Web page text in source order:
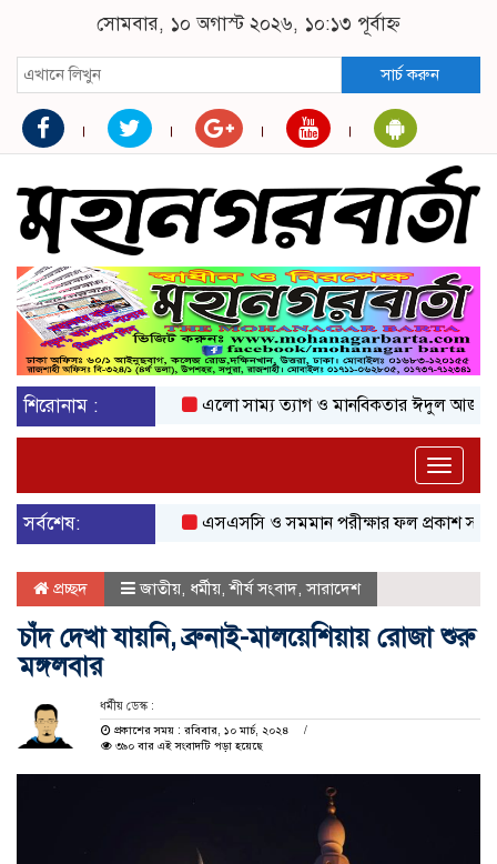
সোমবার, ১০ অগাস্ট ২০২৬, ১০:১৩ পূর্বাহ্ন
সার্চ করুন
শিরোনাম : এলো সাম্য ত্যাগ ও মানবিকতার ঈদুল আজহা
Toggle
সর্বশেষ:
এসএসসি ও সমমান পরীক্ষার ফল প্রকাশ সকাল
প্রচ্ছদ জাতীয়, ধর্মীয়,শীর্ষ সংবাদ,সারাদেশ
চাঁদ দেখা যায়নি, ব্রুনাই-মালয়েশিয়ায় রোজা শুরু
মঙ্গলবার
ধর্মীয় ডেস্ক :
প্রকাশের সময় : রবিবার, ১০ মার্চ, ২০২৪
৩৯০ বার এই সংবাদটি পড়া হয়েছে